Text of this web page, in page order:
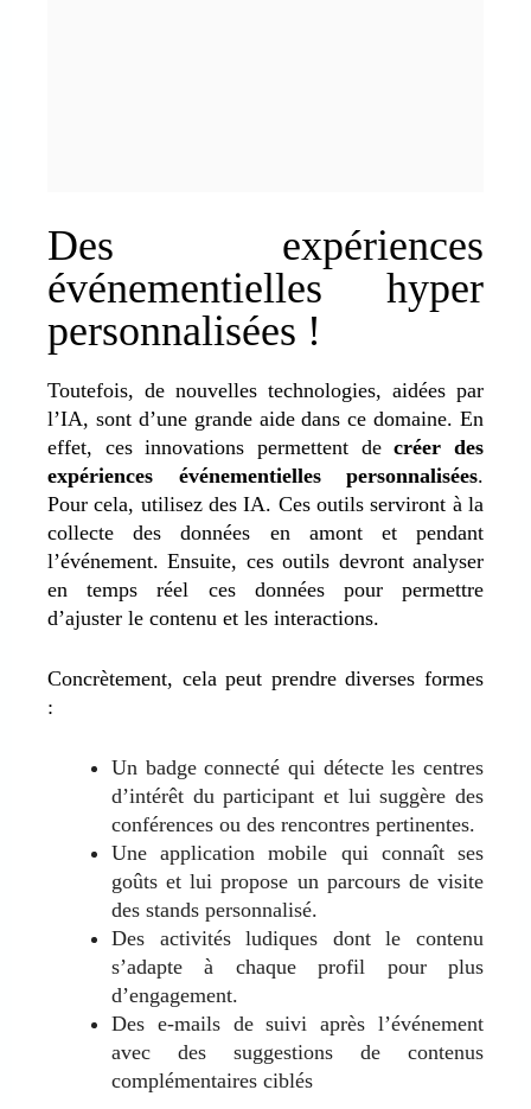
Des expériences
événementielles hyper
personnalisées !
Toutefois, de nouvelles technologies, aidées par
l’IA, sont d’une grande aide dans ce domaine. En
effet, ces innovations permettent decréer des
expériences événementielles personnalisées.
Pour cela, utilisez des IA. Ces outils serviront à la
collecte des données en amont et pendant
l’événement. Ensuite, ces outils devront analyser
en temps réel ces données pour permettre
d’ajuster le contenu et les interactions.
Concrètement, cela peut prendre diverses formes
:
Un badge connecté qui détecte les centres
d’intérêt du participant et lui suggère des
conférences ou des rencontres pertinentes.
Une application mobile qui connaît ses
goûts et lui propose un parcours de visite
des stands personnalisé.
Des activités ludiques dont le contenu
s’adapte à chaque profil pour plus
d’engagement.
Des e-mails de suivi après l’événement
avec des suggestions de contenus
complémentaires ciblés